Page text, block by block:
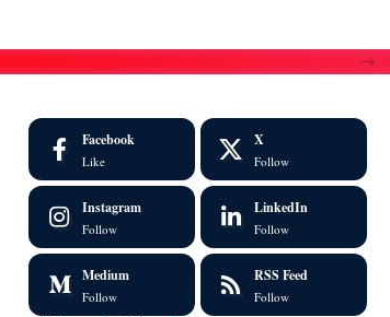
Facebook
Like
X
Follow
Instagram
Follow
LinkedIn
Follow
Medium
Follow
RSS Feed
Follow